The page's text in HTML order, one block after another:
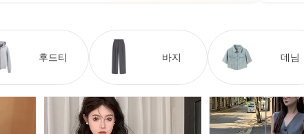
후드티 바지 데님